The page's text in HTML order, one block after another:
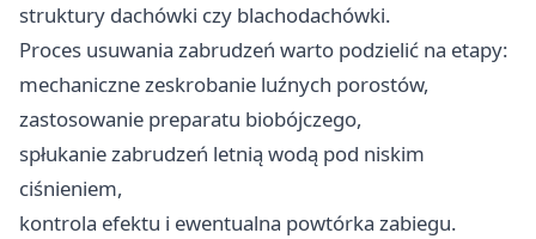
struktury dachówki czy blachodachówki.
Proces usuwania zabrudzeń warto podzielić na etapy:
mechaniczne zeskrobanie luźnych porostów,
zastosowanie preparatu biobójczego,
spłukanie zabrudzeń letnią wodą pod niskim
ciśnieniem,
kontrola efektu i ewentualna powtórka zabiegu.